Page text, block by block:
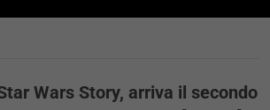
Wars Story, arriva il secondo